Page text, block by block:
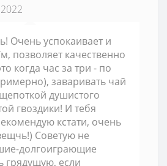
Очень успокаивает и
позволяет качественно
когда час за три - по
заваривать чай
душистого
гвоздики! И тебя
кстати, очень
Советую не
долгоиграющие
грядущую, если